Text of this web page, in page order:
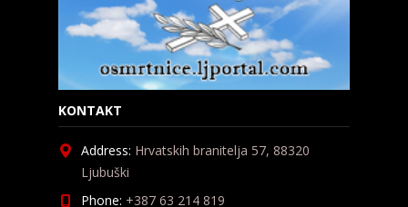
KONTAKT
Address: Hrvatskih branitelja 57, 88320
Ljubuški
Phone: +387 63 214 819